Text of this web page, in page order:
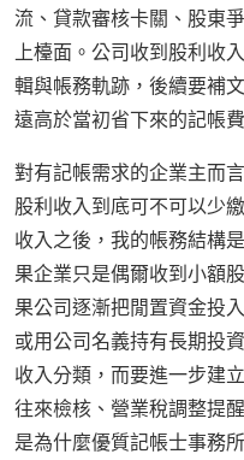
流、貸款審核卡關、股東
上檯面。公司收到股利收
輯與帳務軌跡，後續要補
遠高於當初省下來的記帳
對有記帳需求的企業主而
股利收入到底可不可以少
收入之後，我的帳務結構
果企業只是偶爾收到小額
果公司逐漸把閒置資金投
或用公司名義持有長期投
收入分類，而要進一步建
往來檢核、營業稅調整提
是為什麼優質記帳士事務